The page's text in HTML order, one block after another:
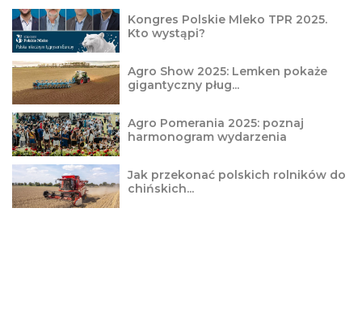
Kongres Polskie Mleko TPR 2025.
Kto wystąpi?
Agro Show 2025: Lemken pokaże
gigantyczny pług...
Agro Pomerania 2025: poznaj
harmonogram wydarzenia
Jak przekonać polskich rolników do
chińskich...